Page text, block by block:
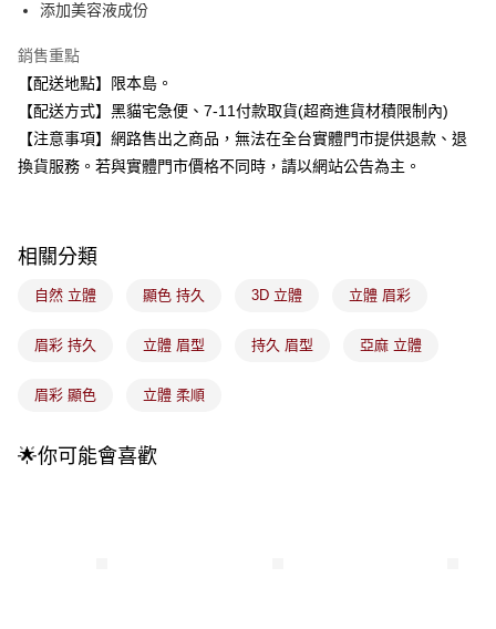
玉山商業銀行
台灣樂天信用卡公司
全盈+PAY
大哥付你分期
相關說明
【大哥付你分期使用說明】
成交易。
4.訂單成立30分鐘內，如未前往確認交易或遇審核未通過，訂單將自動取
【繳款方式說明】
醒簡訊。
運送方式
付款後全家取貨
每筆NT$100，滿NT$899(含以上)免運費
添加美容液成份
銷售重點
【配送地點】限本島。
【配送方式】黑貓宅急便、7-11付款取貨(超商進貨材積限制內)
【注意事項】網路售出之商品，無法在全台實體門市提供退款、退
換貨服務。若與實體門市價格不同時，請以網站公告為主。
相關分類
自然 立體 顯色 持久 3D 立體 立體 眉彩
眉彩 持久 立體 眉型 持久 眉型 亞麻 立體
眉彩 顯色 立體 柔順
🌟你可能會喜歡